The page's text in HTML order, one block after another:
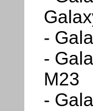
-
-
M23
-